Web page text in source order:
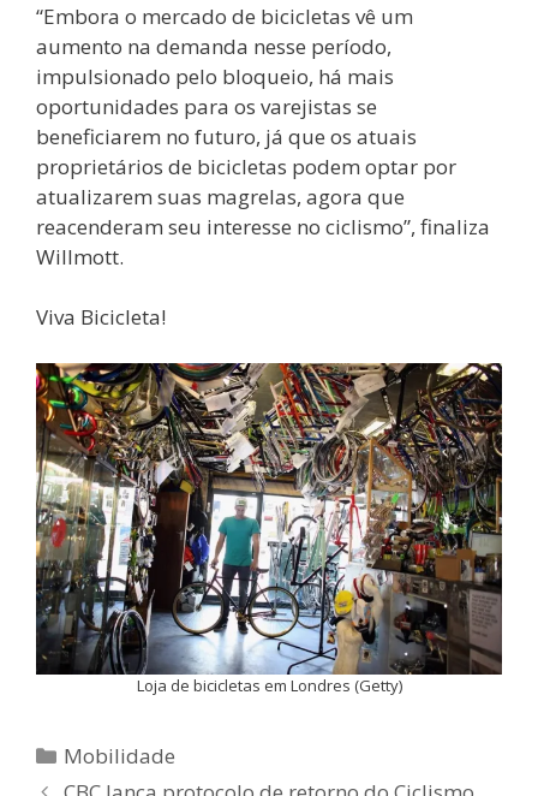
“Embora o mercado de bicicletas vê um
aumento na demanda nesse período,
impulsionado pelo bloqueio, há mais
oportunidades para os varejistas se
beneficiarem no futuro, já que os atuais
proprietários de bicicletas podem optar por
atualizarem suas magrelas, agora que
reacenderam seu interesse no ciclismo”, finaliza
Willmott.
Viva Bicicleta!
Loja de bicicletas em Londres (Getty)
Categorias
Mobilidade